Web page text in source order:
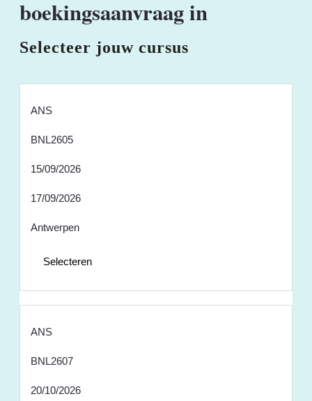
boekingsaanvraag in
Selecteer jouw cursus
ANS
BNL2605
15/09/2026
17/09/2026
Antwerpen
Selecteren
ANS
BNL2607
20/10/2026